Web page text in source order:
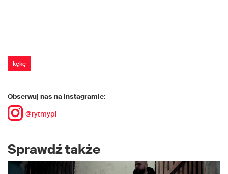
kękę
Obserwuj nas na instagramie:
@rytmypl
Sprawdź także